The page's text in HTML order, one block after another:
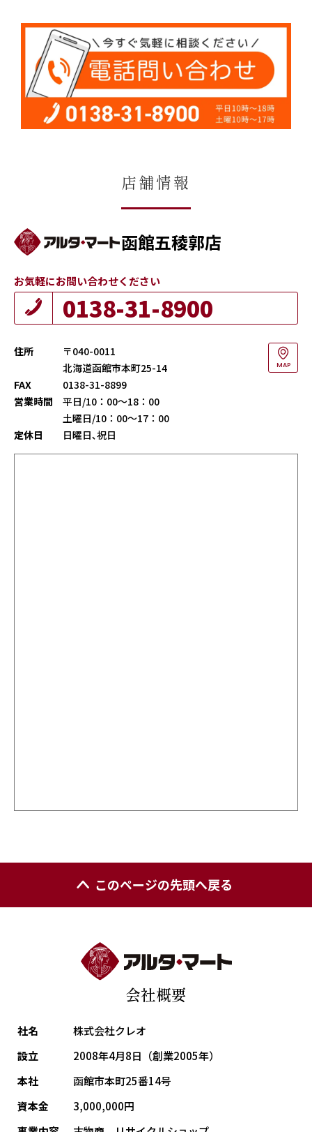
店舗情報
函館五稜郭店
お気軽にお問い合わせください
0138-31-8900
住所
〒040-0011
北海道函館市本町25-14
MAP
FAX
0138-31-8899
営業時間
平日/10：00～18：00
土曜日/10：00～17：00
定休日
日曜日､祝日
このページの先頭へ戻る
会社概要
社名
株式会社クレオ
設立
2008年4月8日（創業2005年）
本社
函館市本町25番14号
資本金
3,000,000円